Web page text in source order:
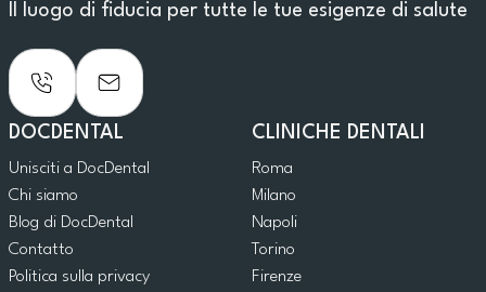
Il luogo di fiducia per tutte le tue esigenze di salute
DOCDENTAL
Unisciti a DocDental
Chi siamo
Blog di DocDental
Contatto
Politica sulla privacy
CLINICHE DENTALI
Roma
Milano
Napoli
Torino
Firenze